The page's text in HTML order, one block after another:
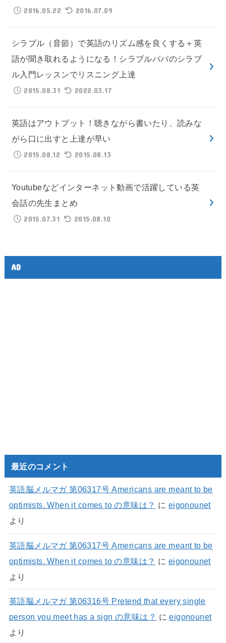
2016.05.22
2016.07.09
シラブル（音節）で英語のリズム感を良くする＋英
語が聞き取れるようになる！シラブルパパのシラブ
ル入門レッスンでリスニング上達
2015.08.31
2022.03.17
英語はアウトプット！聴きながら書いたり、読みな
がら口に出すと上達が早い
2015.08.12
2015.08.13
Youtubeなどインターネット動画で活躍している英
会話の先生まとめ
2015.07.31
2015.08.10
AD
最近のコメント
英語脳メルマガ 第06317号 Americans are meant to be
optimists. When it comes to の意味は？ に eigonounet
より
英語脳メルマガ 第06317号 Americans are meant to be
optimists. When it comes to の意味は？ に eigonounet
より
英語脳メルマガ 第06316号 Pretend that every single
person you meet has a sign の意味は？ にeigonounet
より